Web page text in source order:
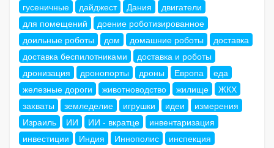
гусеничные
дайджест Дания
двигатели
для помещений
доение роботизированное
доильные роботы
дом домашние роботы
доставка
доставка беспилотниками
доставка и роботы
дронизация
дронопорты дроны Европа
еда
железные дороги
животноводство жилище
ЖКХ
захваты
земледелие игрушки идеи
измерения
Израиль
ИИ ИИ - вкратце
инвентаризация
инвестиции
Индия Иннополис
инспекция